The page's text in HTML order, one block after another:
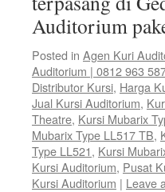
Auditorium
Posted in Agen Kuri
Auditorium | 0812 963
Distributor Kursi, Harga
Jual Kursi Auditorium,
Theatre, Kursi Mubarix
Mubarix Type LL517 TB,
Type LL521, Kursi
Kursi Auditorium, Pusat
Kursi Auditorium | Leave